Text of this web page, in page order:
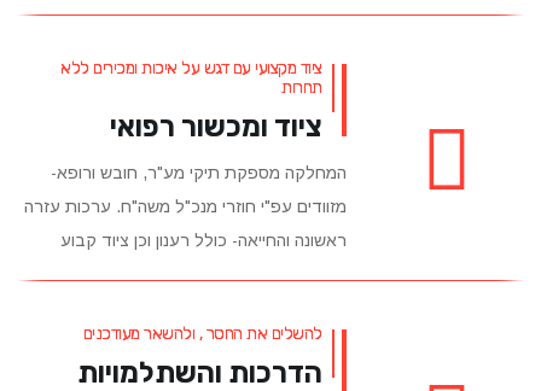
ציוד מקצועי עם דגש על איכות ומכירים ללא
תחרות
ציוד ומכשור רפואי
המחלקה מספקת תיקי מע"ר, חובש ורופא-
מזוודים עפ"י חוזרי מנכ"ל משה"ח. ערכות עזרה
ראשונה והחייאה- כולל רענון וכן ציוד קבוע
להשלים את החסר , ולהשאר מעודכנים
הדרכות והשתלמויות